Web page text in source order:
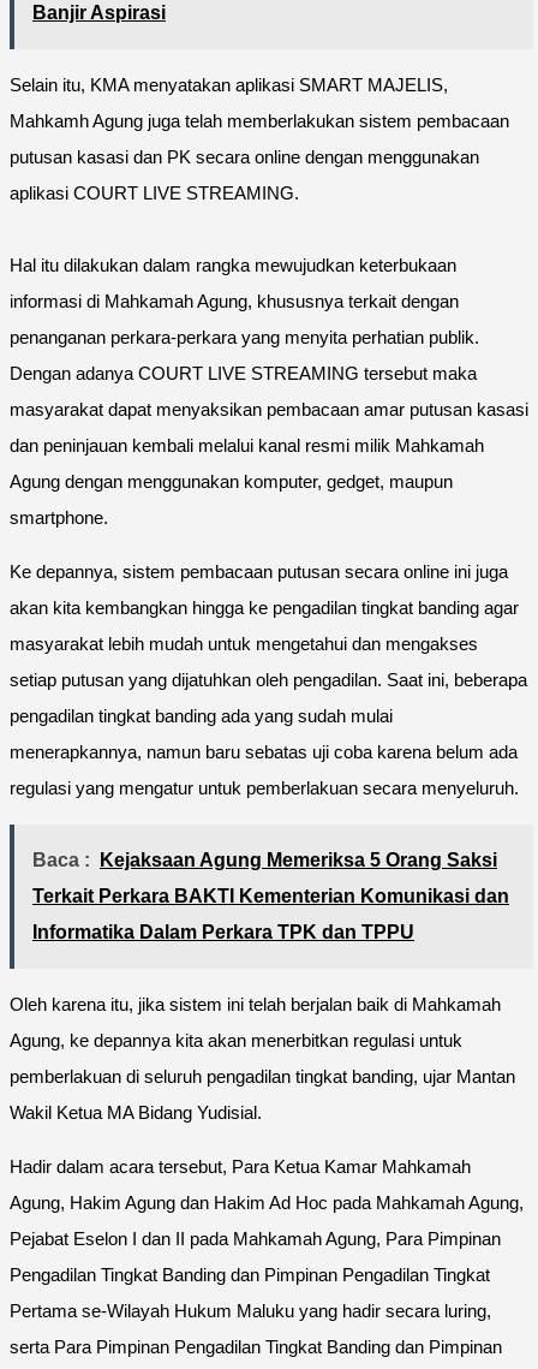
Banjir Aspirasi
Selain itu, KMA menyatakan aplikasi SMART MAJELIS,
Mahkamh Agung juga telah memberlakukan sistem pembacaan
putusan kasasi dan PK secara online dengan menggunakan
aplikasi COURT LIVE STREAMING.
Hal itu dilakukan dalam rangka mewujudkan keterbukaan
informasi di Mahkamah Agung, khususnya terkait dengan
penanganan perkara-perkara yang menyita perhatian publik.
Dengan adanya COURT LIVE STREAMING tersebut maka
masyarakat dapat menyaksikan pembacaan amar putusan kasasi
dan peninjauan kembali melalui kanal resmi milik Mahkamah
Agung dengan menggunakan komputer, gedget, maupun
smartphone.
Ke depannya, sistem pembacaan putusan secara online ini juga
akan kita kembangkan hingga ke pengadilan tingkat banding agar
masyarakat lebih mudah untuk mengetahui dan mengakses
setiap putusan yang dijatuhkan oleh pengadilan. Saat ini, beberapa
pengadilan tingkat banding ada yang sudah mulai
menerapkannya, namun baru sebatas uji coba karena belum ada
regulasi yang mengatur untuk pemberlakuan secara menyeluruh.
Baca :
Kejaksaan Agung Memeriksa 5 Orang Saksi
Terkait Perkara BAKTI Kementerian Komunikasi dan
Informatika Dalam Perkara TPK dan TPPU
Oleh karena itu, jika sistem ini telah berjalan baik di Mahkamah
Agung, ke depannya kita akan menerbitkan regulasi untuk
pemberlakuan di seluruh pengadilan tingkat banding, ujar Mantan
Wakil Ketua MA Bidang Yudisial.
Hadir dalam acara tersebut, Para Ketua Kamar Mahkamah
Agung, Hakim Agung dan Hakim Ad Hoc pada Mahkamah Agung,
Pejabat Eselon I dan II pada Mahkamah Agung, Para Pimpinan
Pengadilan Tingkat Banding dan Pimpinan Pengadilan Tingkat
Pertama se-Wilayah Hukum Maluku yang hadir secara luring,
serta Para Pimpinan Pengadilan Tingkat Banding dan Pimpinan